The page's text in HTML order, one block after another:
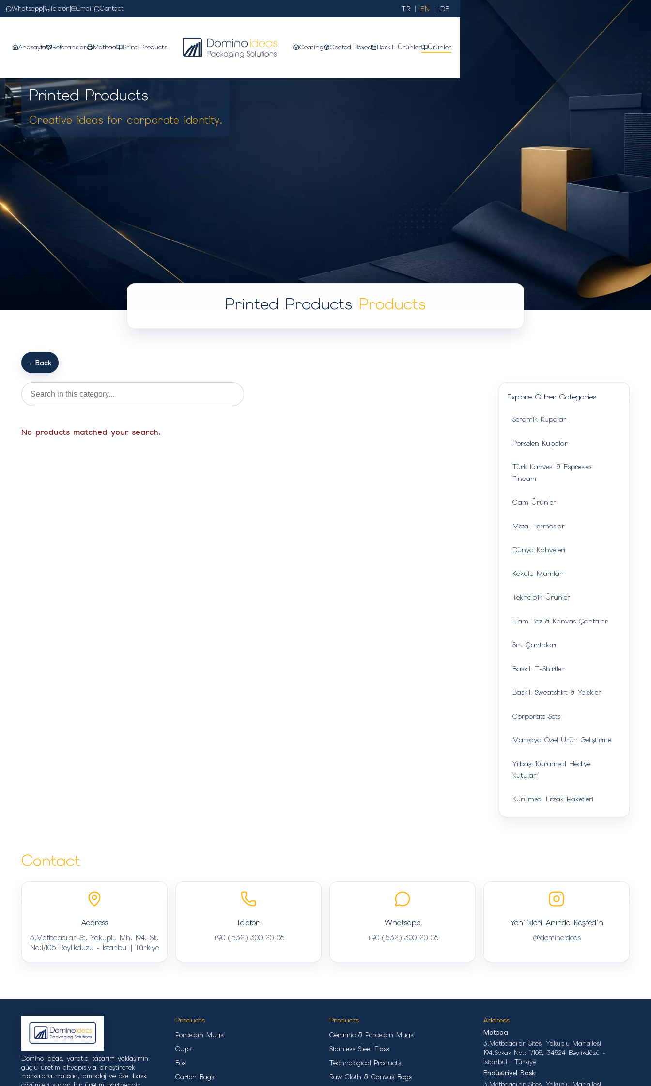
Whatsapp| Telefon| Email| Contact TR EN DE
Anasayfa Referanslar Matbaa Print Products Coating Coated Boxes Baskılı Ürünler Ürünler
Printed Products
Creative ideas for corporate identity.
Printed Products Products
←Back
No products matched your search.
Explore Other Categories
Seramik Kupalar
Porselen Kupalar
Türk Kahvesi & Espresso
Fincanı
Cam Ürünler
Metal Termoslar
Dünya Kahveleri
Kokulu Mumlar
Teknolojik Ürünler
Ham Bez & Kanvas Çantalar
Sırt Çantaları
Baskılı T-Shirtler
Baskılı Sweatshirt & Yelekler
Corporate Sets
Markaya Özel Ürün Geliştirme
Yılbaşı Kurumsal Hediye
Kutuları
Kurumsal Erzak Paketleri
Contact
Address
3.Matbaacılar St. Yakuplu Mh. 194. Sk.
No:1/105 Beylikdüzü - İstanbul | Türkiye
Telefon
+90 (532) 300 20 06
Whatsapp
+90 (532) 300 20 06
Yenilikleri Anında Keşfedin
@dominoideas
Domino Ideas, yaratıcı tasarım yaklaşımını
güçlü üretim altyapısıyla birleştirerek
markalara matbaa, ambalaj ve özel baskı
Products
Porcelain Mugs
Cups
Box
Carton Bags
Products
Ceramic & Porcelain Mugs
Stainless Steel Flask
Technological Products
Raw Cloth & Canvas Bags
Address
Matbaa
3.Matbaacılar Sitesi Yakuplu Mahallesi
194.Sokak No.: 1/105, 34524 Beylikdüzü -
İstanbul | Türkiye
Endüstriyel Baskı
3.Matbaacılar Sitesi Yakuplu Mahallesi